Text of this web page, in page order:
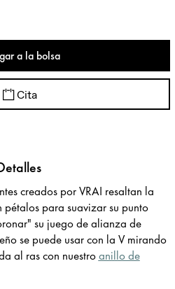
a la bolsa
Cita
creados por VRAI resaltan la
para suavizar su punto
su juego de alianza de
se puede usar con la V mirando
al ras con nuestroanillo de